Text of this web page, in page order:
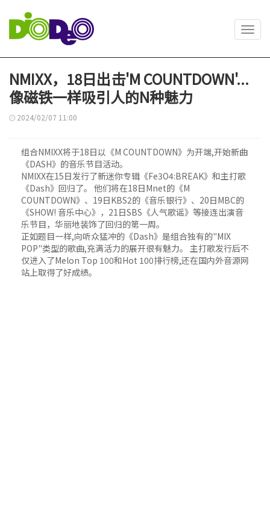
NMIXX，18日出击'M COUNTDOWN'...
像磁铁一样吸引人的N种魅力
2024/02/07 11:00
组合NMIXX将于18日以《M COUNTDOWN》为开端,开始新曲
《DASH》的音乐节目活动。
NMIXX在15日发行了新迷你专辑《Fe3O4:BREAK》和主打歌
《Dash》回归了。 他们将在18日Mnet的《M
COUNTDOWN》、19日KBS2的《音乐银行》、20日MBC的
《SHOW! 音乐中心》，21日SBS《人气歌谣》等接连出演音
乐节目，华丽地装饰了回归的第一周。
正如题目一样,向听众猛冲的《Dash》是组合独有的"MIX
POP"类型的歌曲,充满活力的展开很有魅力。 主打歌发行后不
仅进入了Melon Top 100和Hot 100排行榜,还在国内外音源网
站上取得了好成绩。